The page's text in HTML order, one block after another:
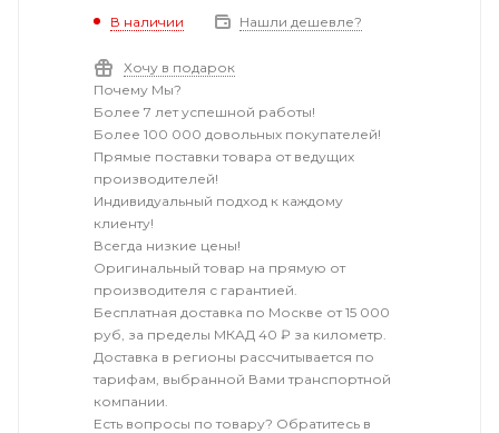
В наличии Нашли дешевле?
Хочу в подарок
Почему Мы?
Более 7 лет успешной работы!
Более 100 000 довольных покупателей!
Прямые поставки товара от ведущих
производителей!
Индивидуальный подход к каждому
клиенту!
Всегда низкие цены!
Оригинальный товар на прямую от
производителя с гарантией.
Бесплатная доставка по Москве от 15 000
руб, за пределы МКАД 40 ₽ за километр.
Доставка в регионы рассчитывается по
тарифам, выбранной Вами транспортной
компании.
Есть вопросы по товару? Обратитесь в